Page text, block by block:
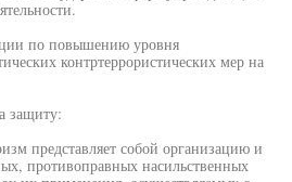
по повышению уровня
контртеррористических мер на
защиту:
представляет собой организацию и
противоправных насильственных